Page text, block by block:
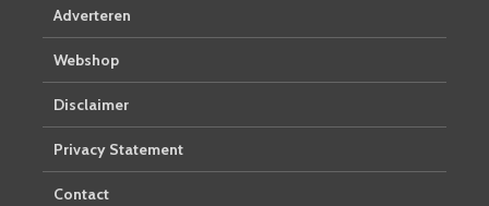
Adverteren
Webshop
Disclaimer
Privacy Statement
Contact